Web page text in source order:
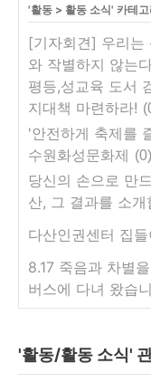
'활동 > 활동 소식' 카테
[기자회견] 우리는
와 작별하지 않는
평등,성교육 도서
지대책 마련하라!
'안전하게 축제를
수원화성문화제 (0)
당신의 손으로 만
산, 그 결과를 소개
다산인권센터 집
8.17 죽음과 차별
버스에 다녀 왔습
'활동/활동 소식'